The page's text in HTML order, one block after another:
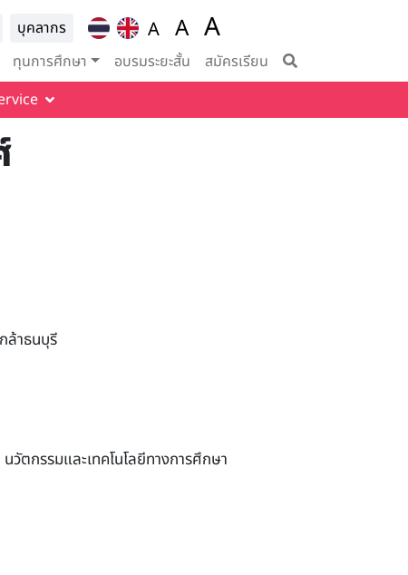
for
บุคลากร
A
Set font size to 100%
A
Set font size to 125%
A
Set font size to
ทุนการศึกษา อบรมระยะสั้น
สมัครเรียน
ล้าธนบุรี
ตกรรมและเทคโนโลยีทางการศึกษา